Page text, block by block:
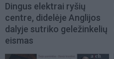
Dingus elektrai ryšių
centre, didelėje Anglijos
dalyje sutriko geležinkelių
eismas